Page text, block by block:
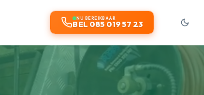
NU BEREIKBAAR
BEL 085 019 57 23